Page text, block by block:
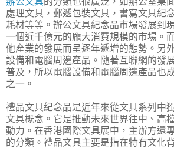
處理文具，郵遞包裝文具，書寫文具紀
耗材等等。辦公文具紀念品市場發展到
一個近千億元的龐大消費規模的市場。
他產業的發展而呈逐年遞增的態勢。另
設備和電腦周邊產品。隨著互聯網的發
普及，所以電腦設備和電腦周邊產品也
之一。
禮品文具紀念品是近年來從文具系列中
文具概念。它是推動未來世界往中、高
動力。在香港國際文具展中，主辦方還
的分類。禮品文具主要是指在特有文化